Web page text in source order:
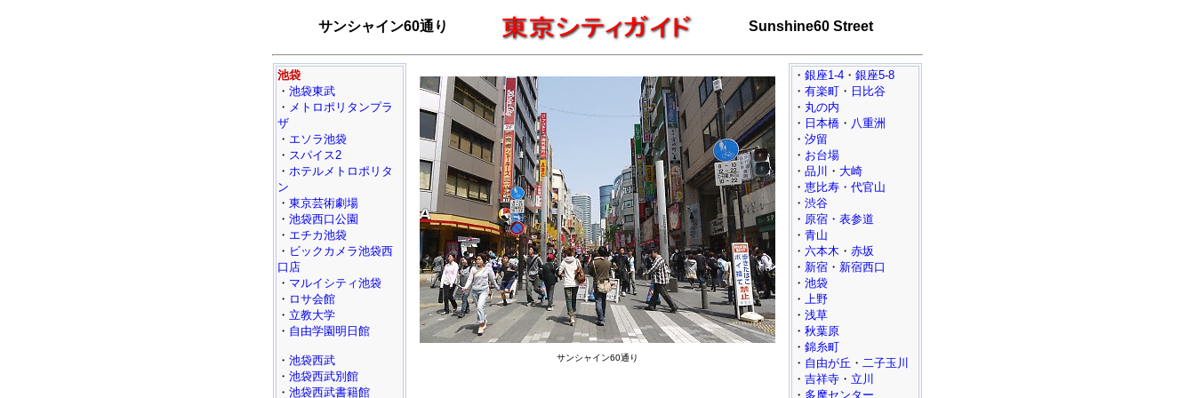
サンシャイン60通り Sunshine60 Street
池袋
・ 池袋東武
・ メトロポリタンプラ
ザ
・ エソラ池袋
・ スパイス2
・ ホテルメトロポリタ
ン
・ 東京芸術劇場
・ 池袋西口公園
・ エチカ池袋
・ ビックカメラ池袋西
口店
・ マルイシティ池袋
・ ロサ会館
・ 立教大学
・ 自由学園明日館
・ 池袋西武
・ 池袋西武別館
・ 池袋西武書籍館
サンシャイン60通り
・ 銀座1-4 ・ 銀座5-8
・ 有楽町 ・ 日比谷
・ 丸の内
・ 日本橋 ・ 八重洲
・ 汐留
・ お台場
・ 品川 ・ 大崎
・ 恵比寿・代官山
・ 渋谷
・ 原宿・表参道
・ 青山
・ 六本木 ・ 赤坂
・ 新宿 ・ 新宿西口
・ 池袋
・ 上野
・ 浅草
・ 秋葉原
・ 錦糸町
・ 自由が丘 ・ 二子玉川
・ 吉祥寺 ・ 立川
・ 多摩センター